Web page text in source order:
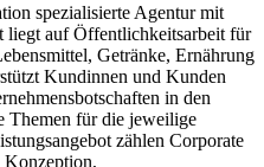
spezialisierte Agentur mit
liegt auf Öffentlichkeitsarbeit für
Getränke, Ernährung
Kundinnen und Kunden
in den
Themen für die jeweilige
zählen Corporate
Konzeption,